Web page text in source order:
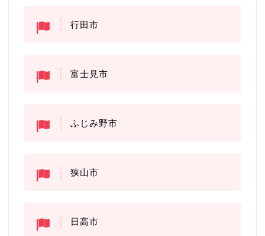
行田市
富士見市
ふじみ野市
狭山市
日高市